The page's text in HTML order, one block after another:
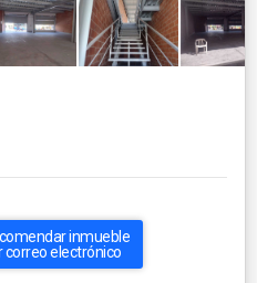
inmueble
correo electrónico